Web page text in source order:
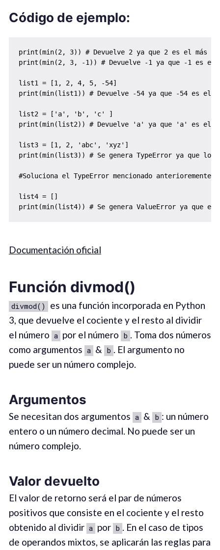
Código de ejemplo:
print(min(2, 3)) # Devuelve 2 ya que 2 es el más
print(min(2, 3, -1)) # Devuelve -1 ya que -1 es el
list1 = [1, 2, 4, 5, -54]
print(min(list1)) # Devuelve -54 ya que -54 es el
list2 = ['a', 'b', 'c' ]
print(min(list2)) # Devuelve 'a' ya que 'a' es el
list3 = [1, 2, 'abc', 'xyz']
print(min(list3)) # Se genera TypeError ya que
#Soluciona el TypeError mencionado
list4 = []
print(min(list4)) # Se genera ValueError ya que el
Documentación oficial
Función divmod()
divmod()
es una función incorporada en Python
3, que devuelve el cociente y el resto al dividir
el número a por el número b . Toma dos números
como argumentos a & b . El argumento no
puede ser un número complejo.
Argumentos
Se necesitan dos argumentos a & b : un número
entero o un número decimal. No puede ser un
número complejo.
Valor devuelto
El valor de retorno será el par de números
positivos que consiste en el cociente y el resto
obtenido al dividir a por b . En el caso de tipos
de operandos mixtos, se aplicarán las reglas para